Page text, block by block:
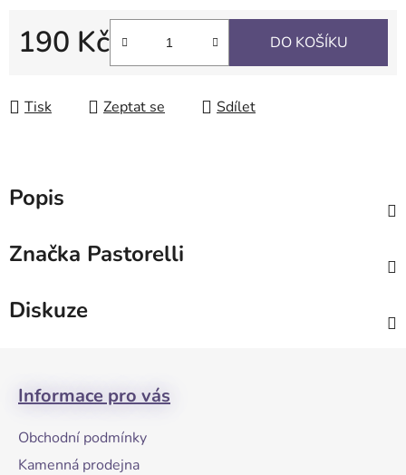
190 Kč DO KOŠÍKU
Tisk Zeptat se Sdílet
Popis
Značka Pastorelli
Diskuze
Informace pro vás
Obchodní podmínky
Kamenná prodejna